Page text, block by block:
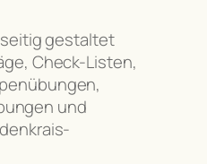
gestaltet
Check-Listen,
und